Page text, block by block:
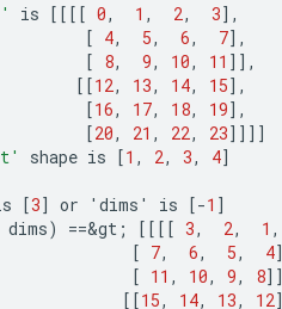
is [[[[ 0, 1 , 2, 3] ,
[ 4, 5, 6, 7] ,
[ 8, 9, 10, 11 ]] ,
[[12, 13, 14, 15] ,
[16, 17, 18, 19] ,
[20, 21 , 22, 23]]]]
shape is [1 , 2, 3, 4]
[3] or ' dims ' is [-1 ]
dims) ==&gt ; [[[[ 3, 2, 1 ,
[ 7, 6, 5, 4]
[ 11 , 10, 9, 8]]
[[15, 14, 13, 12]